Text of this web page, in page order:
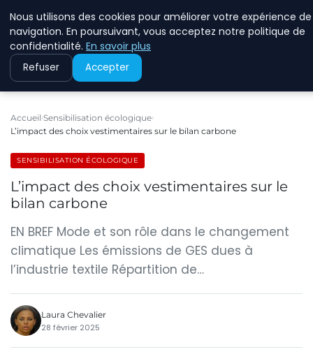
Accueil Sensibilisation écologique
L’impact des choix vestimentaires sur le bilan carbone
SENSIBILISATION ÉCOLOGIQUE
L’impact des choix vestimentaires sur le
bilan carbone
EN BREF Mode et son rôle dans le changement
climatique Les émissions de GES dues à
l’industrie textile Répartition de…
Laura Chevalier
28 février 2025
Nous utilisons des cookies pour améliorer votre expérience de
navigation. En poursuivant, vous acceptez notre politique de
confidentialité. En savoir plus
Refuser Accepter